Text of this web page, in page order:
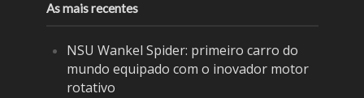
As mais recentes
NSU Wankel Spider: primeiro carro do
mundo equipado com o inovador motor
rotativo